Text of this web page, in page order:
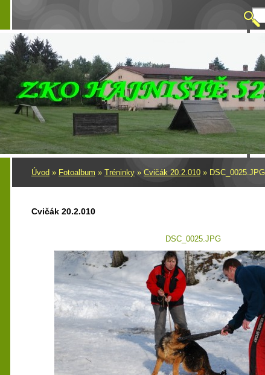
Úvod » Fotoalbum » Tréninky » Cvičák 20.2.010 » DSC_0025.JPG
Cvičák 20.2.010
DSC_0025.JPG